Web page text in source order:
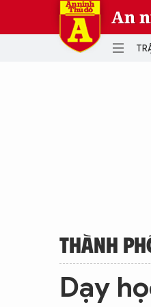
An
THÀNH
Dạy